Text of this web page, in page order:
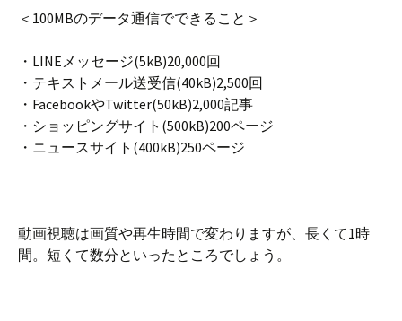
＜100MBのデータ通信でできること＞
・LINEメッセージ(5kB)20,000回
・テキストメール送受信(40kB)2,500回
・FacebookやTwitter(50kB)2,000記事
・ショッピングサイト(500kB)200ページ
・ニュースサイト(400kB)250ページ
動画視聴は画質や再生時間で変わりますが、長くて1時
間。短くて数分といったところでしょう。